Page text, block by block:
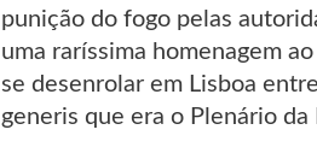
punição do fogo pelas
uma raríssima homenagem
se desenrolar em Lisboa
generis que era o Plenário da